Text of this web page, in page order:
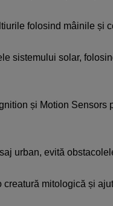
folosind mâinile și
sistemului solar,
și Motion Sensors
urban, evită
creatură mitologică și